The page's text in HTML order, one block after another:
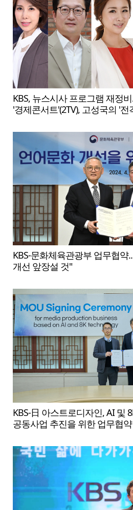
KBS, 뉴스시사 프로그램 재정
'경제콘서트'(2TV), 고성국의 '전
KBS-문화체육관광부 업무협약
개선 앞장설 것"
KBS-日 아스트로디자인, AI 및
공동사업 추진을 위한 업무협